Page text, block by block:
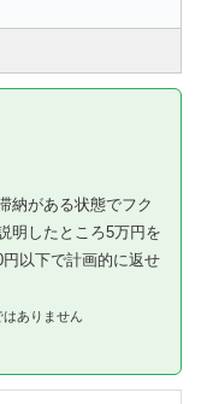
納がある状態でフク
明したところ5万円を
以下で計画的に返せ
ありません